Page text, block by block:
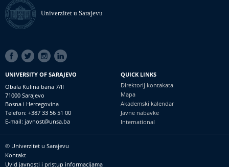
Univerzitet u Sarajevu
SOCIAL
LINKS
UNIVERSITY OF SARAJEVO
Obala Kulina bana 7/II
71000 Sarajevo
Bosna i Hercegovina
Telefon: +387 33 56 51 00
E-mail: javnost@unsa.ba
QUICK LINKS
Direktorij kontakata
Mapa
Akademski kalendar
Javne nabavke
International
Footer
meni
© Univerzitet u Sarajevu
Kontakt
Uvid javnosti i pristup informacijama